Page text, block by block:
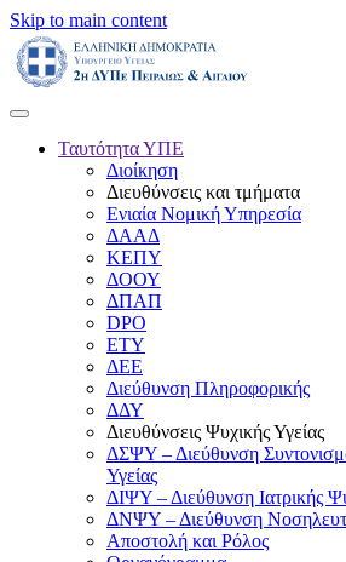
Skip to main content
Ταυτότητα ΥΠΕ
Διοίκηση
Διευθύνσεις και τμήματα
Ενιαία Νομική Υπηρεσία
ΔΑΑΔ
ΚΕΠΥ
ΔΟΟΥ
ΔΠΑΠ
DPO
ΕΤΥ
ΔΕΕ
Διεύθυνση Πληροφορικής
ΔΔΥ
Διευθύνσεις Ψυχικής Υγείας
ΔΣΨΥ – Διεύθυνση
Υγείας
ΔΙΨΥ – Διεύθυνση Ιατρικής
ΔΝΨΥ – Διεύθυνση
Αποστολή και Ρόλος